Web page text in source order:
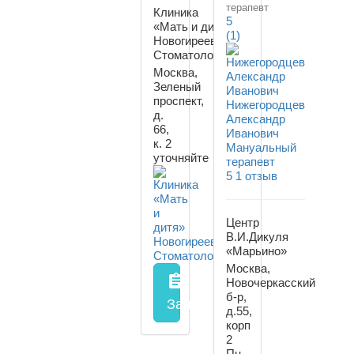
Клиника
«Мать и дитя»
Новогиреево
Стоматология
Москва,
Зеленый
проспект,
д.
66,
к. 2
уточняйте
assignment
Запись на прием
терапевт
5
(1)
Нижегородцев
Александр
Иванович
Мануальный
терапевт
5 1 отзыв
Центр
В.И.Дикуля
«Марьино»
Москва,
Новочеркасский
б-р,
д.55,
корп
2